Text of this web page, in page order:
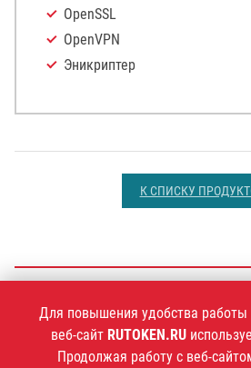
OpenSSL
OpenVPN
Эникриптер
К СПИСКУ
+7 (495)
Для повышения удобства работы
веб-сайт RUTOKEN.RU
Продолжая работу с веб-